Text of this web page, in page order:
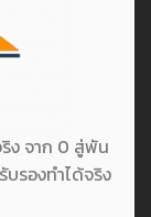
ง จาก 0 สู่พัน
รองทำได้จริง